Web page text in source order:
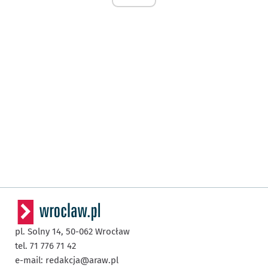
pl. Solny 14, 50-062 Wrocław
tel. 71 776 71 42
e-mail: redakcja@araw.pl